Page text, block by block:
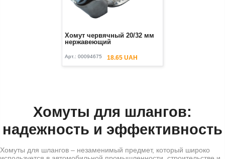
Хомут червячный 20/32 мм
нержавеющий
Арт.:00094675 18.65 UAH
Хомуты для шлангов:
надежность и эффективность
Хомуты для шлангов – незаменимый предмет, который широко